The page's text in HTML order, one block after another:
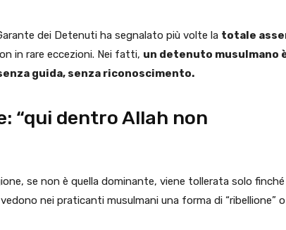
dei Detenuti ha segnalato più volte la totale
in rare eccezioni. Nei fatti, un detenuto musulmano
guida, senza riconoscimento.
“qui dentro Allah non
se non è quella dominante, viene tollerata solo finché
nei praticanti musulmani una forma di “ribellione” o